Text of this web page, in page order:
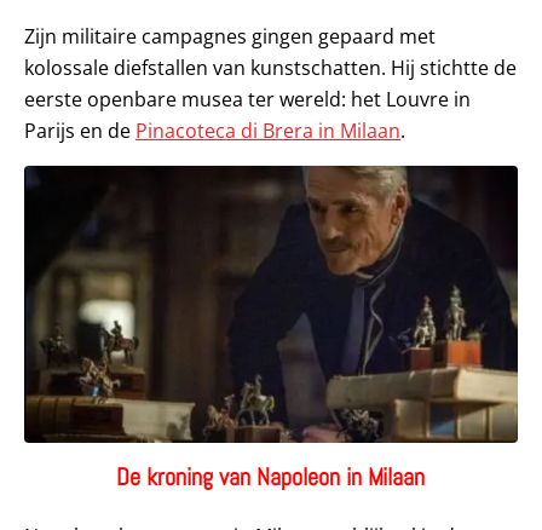
Zijn militaire campagnes gingen gepaard met
kolossale diefstallen van kunstschatten. Hij stichtte de
eerste openbare musea ter wereld: het Louvre in
Parijs en de Pinacoteca di Brera in Milaan.
De kroning van Napoleon in Milaan